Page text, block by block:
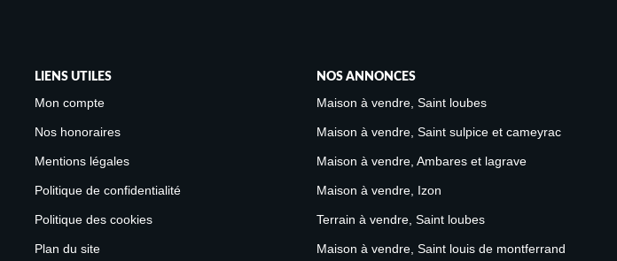
LIENS UTILES
Mon compte
Nos honoraires
Mentions légales
Politique de confidentialité
Politique des cookies
Plan du site
NOS ANNONCES
Maison à vendre, Saint loubes
Maison à vendre, Saint sulpice et cameyrac
Maison à vendre, Ambares et lagrave
Maison à vendre, Izon
Terrain à vendre, Saint loubes
Maison à vendre, Saint louis de montferrand